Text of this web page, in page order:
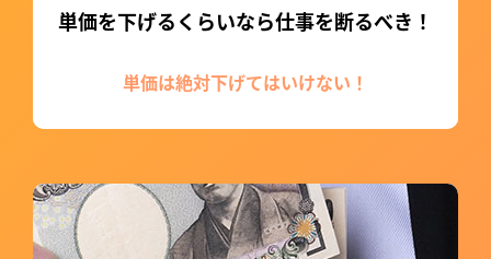
単価を下げるくらいなら仕事を断るべき！
単価は絶対下げてはいけない！